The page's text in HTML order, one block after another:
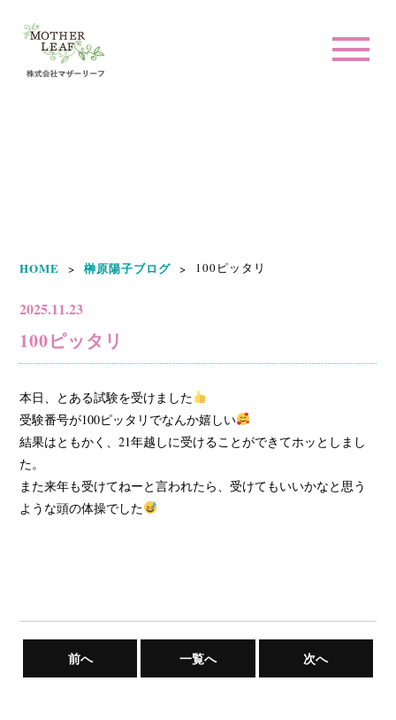
HOME > 榊原陽子ブログ > 100ピッタリ
2025.11.23
100ピッタリ
本日、とある試験を受けました
受験番号が100ピッタリでなんか嬉しい
結果はともかく、21年越しに受けることができてホッとしまし
た。
また来年も受けてねーと言われたら、受けてもいいかなと思う
ような頭の体操でした
前へ 一覧へ 次へ